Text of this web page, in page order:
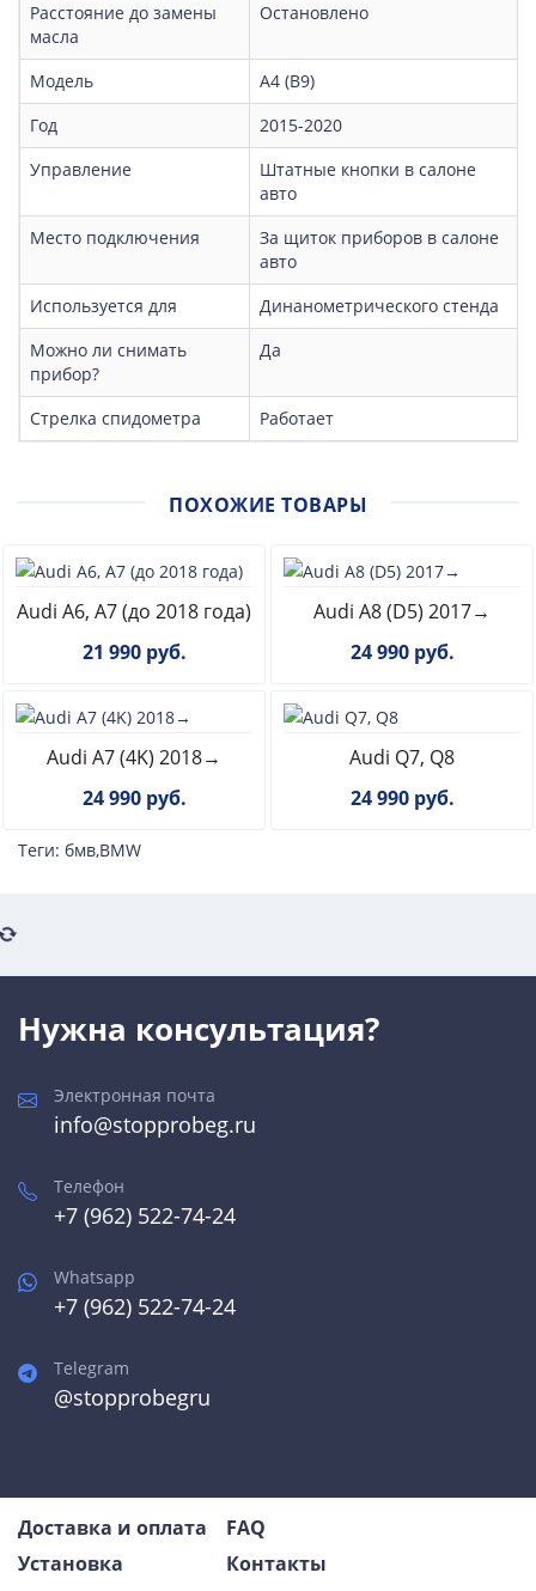
Расстояние до замены
масла
Остановлено
Модель
A4 (B9)
Год
2015-2020
Управление
Штатные кнопки в салоне
авто
Место подключения
За щиток приборов в салоне
авто
Используется для
Динанометрического стенда
Можно ли снимать
прибор?
Да
Стрелка спидометра Работает
ПОХОЖИЕ ТОВАРЫ
Audi A6, A7 (до 2018 года)
21 990 руб.
Audi A8 (D5) 2017→
24 990 руб.
Audi A7 (4K) 2018→
24 990 руб.
Audi Q7, Q8
24 990 руб.
Теги: бмв,BMW
Нужна консультация?
Электронная почта
info@stopprobeg.ru
Телефон
+7 (962) 522-74-24
Whatsapp
+7 (962) 522-74-24
Telegram
@stopprobegru
Доставка и оплата
Установка
FAQ
Контакты